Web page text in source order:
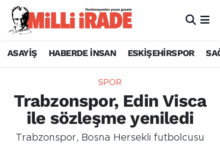
ASAYİŞ HABERDE İNSAN ESKİŞEHİRSPOR
SPOR
Trabzonspor, Edin Visca
ile sözleşme yeniledi
Trabzonspor, Bosna Hersekli futbolcusu